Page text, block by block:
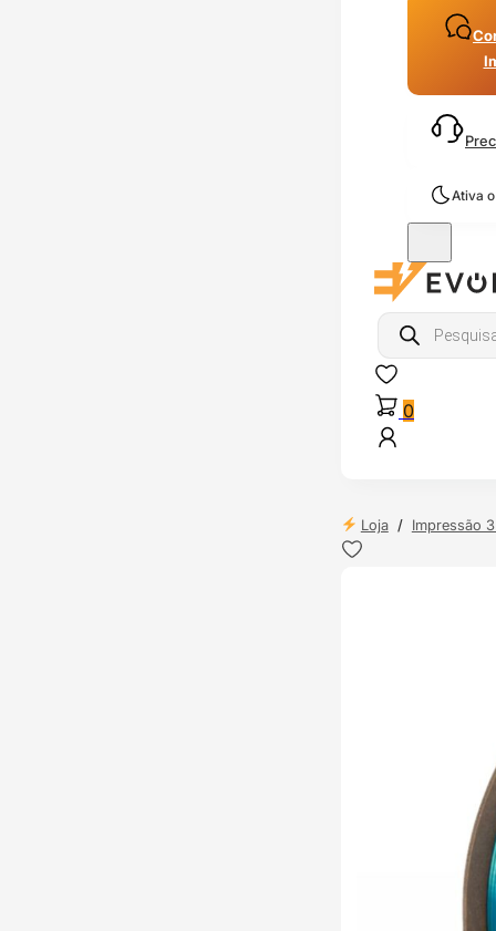
Ativa
Products
search
0
Loja / Impressão